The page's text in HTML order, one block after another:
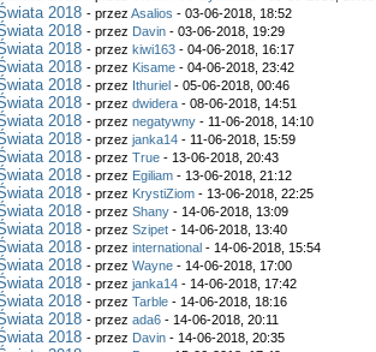
2018 - przezAsalios - 03-06-2018, 18:52
2018 - przez Davin - 03-06-2018, 19:29
2018 - przezkiwi163 - 04-06-2018, 16:17
2018 - przez Kisame - 04-06-2018, 23:42
2018 - przez Ithuriel - 05-06-2018, 00:46
2018 - przezdwidera - 08-06-2018, 14:51
2018 - przeznegatywny - 11-06-2018, 14:10
2018 - przezjanka14 - 11-06-2018, 15:59
2018 - przezTrue - 13-06-2018, 20:43
2018 - przez Egiliam - 13-06-2018, 21:12
2018 - przez KrystiZiom - 13-06-2018, 22:25
2018 - przezShany - 14-06-2018, 13:09
2018 - przezSzipet - 14-06-2018, 13:40
2018 - przezinternational - 14-06-2018, 15:54
2018 - przezWayne - 14-06-2018, 17:00
2018 - przezjanka14 - 14-06-2018, 17:42
2018 - przezTarble - 14-06-2018, 18:16
2018 - przezada6 - 14-06-2018, 20:11
2018 - przez Davin - 14-06-2018, 20:35